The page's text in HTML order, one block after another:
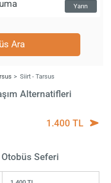
Yarın
Ara
Siirt - Tarsus
Alternatifleri
1.400 TL
Seferi